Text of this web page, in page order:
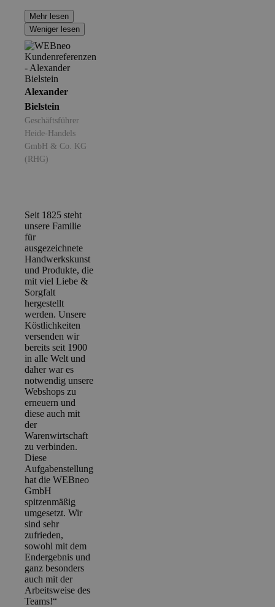
Mehr lesen
Weniger lesen
Alexander
Bielstein
Geschäftsführer
Heide-Handels
GmbH & Co. KG
(RHG)
Seit 1825 steht
unsere Familie
für
ausgezeichnete
Handwerkskunst
und Produkte, die
mit viel Liebe &
Sorgfalt
hergestellt
werden. Unsere
Köstlichkeiten
versenden wir
bereits seit 1900
in alle Welt und
daher war es
notwendig unsere
Webshops zu
erneuern und
diese auch mit
der
Warenwirtschaft
zu verbinden.
Diese
Aufgabenstellung
hat die WEBneo
GmbH
spitzenmäßig
umgesetzt. Wir
sind sehr
zufrieden,
sowohl mit dem
Endergebnis und
ganz besonders
auch mit der
Arbeitsweise des
Teams!“